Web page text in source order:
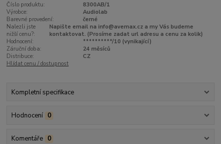
Číslo produktu:
8300AB/1
Výrobce:
Audiolab
Barevné provedení:
černé
Nalezli jste
nižší cenu?:
Napište email na info@avemax.cz a my Vás budeme
kontaktovat. (Prosíme zadat url adresu a cenu za kolik)
Hodnocení:
**********/10 (vynikající)
Záruční doba:
24 měsíců
Distribuce:
CZ
Hlídat cenu / dostupnost
Kompletní specifikace
Hodnocení 0
Komentáře 0